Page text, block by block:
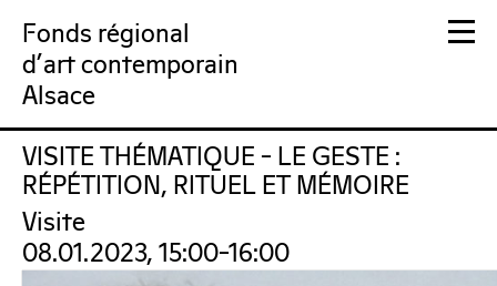
Fonds régional
d'art contemporain
Alsace
FRAC Alsace
VISITE THÉMATIQUE – LE GESTE :
RÉPÉTITION, RITUEL ET MÉMOIRE
Visite
08.01.2023, 15:00–16:00